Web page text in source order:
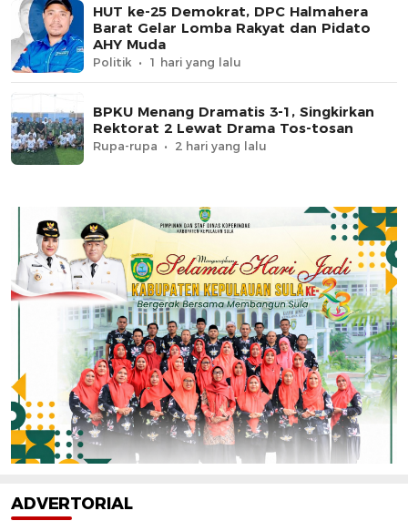
HUT ke-25 Demokrat, DPC Halmahera
Barat Gelar Lomba Rakyat dan Pidato
AHY Muda
Politik 1 hari yang lalu
BPKU Menang Dramatis 3-1, Singkirkan
Rektorat 2 Lewat Drama Tos-tosan
Rupa-rupa 2 hari yang lalu
ADVERTORIAL